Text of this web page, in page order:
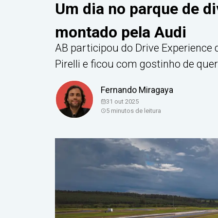
Um dia no parque de
montado pela Audi
AB participou do Drive
Pirelli e ficou com gostinho de
Fernando Miragaya
31 out 2025
5 minutos de leitura